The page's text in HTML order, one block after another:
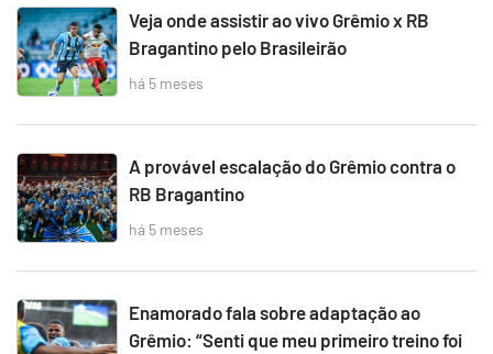
Veja onde assistir ao vivo Grêmio x RB
Bragantino pelo Brasileirão
há 5 meses
A provável escalação do Grêmio contra o
RB Bragantino
há 5 meses
Enamorado fala sobre adaptação ao
Grêmio: “Senti que meu primeiro treino foi